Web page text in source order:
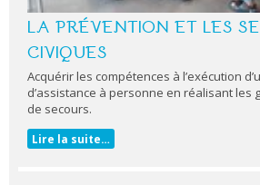
LA PRÉVENTION ET LES
CIVIQUES
Acquérir les compétences à l’exécution
d’assistance à personne en réalisant les
de secours.
Lire la suite…